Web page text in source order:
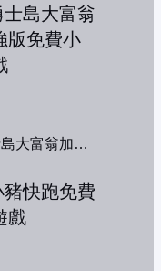
勇士島大富翁加強版